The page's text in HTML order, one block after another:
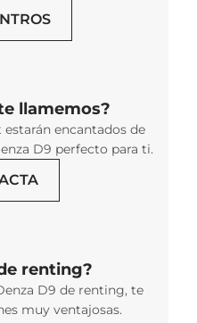
llamemos?
encantados de
D9 perfecto para ti.
renting?
D9 de renting, te
muy ventajosas.